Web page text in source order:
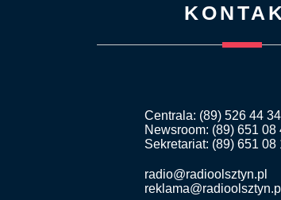
Centrala: (89) 526 44 34
Newsroom: (89) 651 08
Sekretariat: (89) 651 08
radio@radioolsztyn.pl
reklama@radioolsztyn.pl